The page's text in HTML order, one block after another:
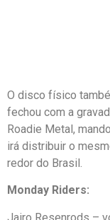
O disco físico
fechou com a
Roadie Metal,
irá distribuir o
redor do Brasil.
Monday Riders:
Jairo Resenrods –